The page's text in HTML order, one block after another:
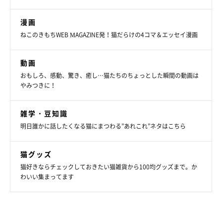
漫画
ねこのきもちWEB MAGAZINE発！猫だらけの4コマ＆エッセイ漫画
動画
おもしろ、感動、驚き、癒し…猫たちのちょっとした瞬間の動画は
やみつきに！
雑学・豆知識
明日誰かに話したくなる猫にまつわる”あれこれ”ネタはこちら
猫グッズ
猫好きならチェックしておきたい猫雑貨から100均グッズまで。か
わいい集まってます